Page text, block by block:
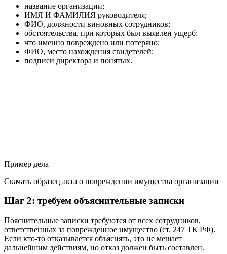
название организации;
ИМЯ И ФАМИЛИЯ руководителя;
ФИО, должности виновных сотрудников;
обстоятельства, при которых был выявлен ущерб;
что именно повреждено или потеряно;
ФИО, место нахождения свидетелей;
подписи директора и понятых.
Пример дела
Скачать образец акта о повреждении имущества организации
Шаг 2: требуем объяснительные записки
Пояснительные записки требуются от всех сотрудников,
ответственных за поврежденное имущество (ст. 247 ТК РФ).
Если кто-то отказывается объяснять, это не мешает
дальнейшим действиям, но отказ должен быть составлен.